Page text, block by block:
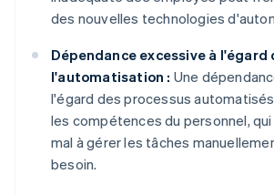
des nouvelles technologies
Dépendance excessive à l'égard
l'automatisation : Une
l'égard des processus
les compétences du personnel,
mal à gérer les tâches
besoin.